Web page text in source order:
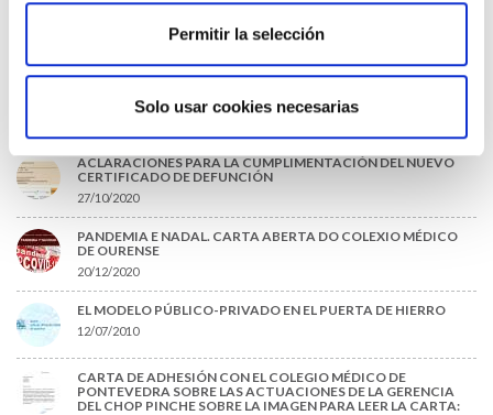
Permitir la selección
Solo usar cookies necesarias
DISPONIBLE LA GRABACIÓN DE LA JORNADA «SALUD,
SOSTENIBILIDAD Y SISTEMA SANITARIO: UN COMPROMISO
ACLARACIONES PARA LA CUMPLIMENTACIÓN DEL NUEVO
CERTIFICADO DE DEFUNCIÓN
27/10/2020
PANDEMIA E NADAL. CARTA ABERTA DO COLEXIO MÉDICO
DE OURENSE
20/12/2020
EL MODELO PÚBLICO-PRIVADO EN EL PUERTA DE HIERRO
12/07/2010
CARTA DE ADHESIÓN CON EL COLEGIO MÉDICO DE
PONTEVEDRA SOBRE LAS ACTUACIONES DE LA GERENCIA
DEL CHOP PINCHE SOBRE LA IMAGEN PARA LEER LA CARTA: